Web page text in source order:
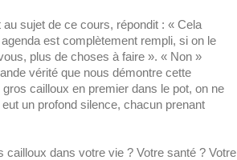
sujet de ce cours, répondit : « Cela
est complètement rempli, si on le
plus de choses à faire ». « Non »
vérité que nous démontre cette
cailloux en premier dans le pot, on ne
un profond silence, chacun prenant
dans votre vie ? Votre santé ? Votre